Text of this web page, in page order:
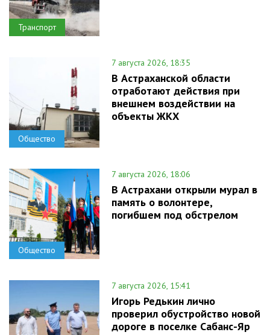
Транспорт
Общество
7 августа 2026, 18:35
В Астраханской области
отработают действия при
внешнем воздействии на
объекты ЖКХ
Общество
7 августа 2026, 18:06
В Астрахани открыли мурал в
память о волонтере,
погибшем под обстрелом
7 августа 2026, 15:41
Игорь Редькин лично
проверил обустройство новой
дороге в поселке Сабанс-Яр